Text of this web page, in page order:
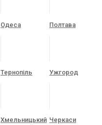
Одеса Полтава
Тернопіль Ужгород
Хмельницький Черкаси